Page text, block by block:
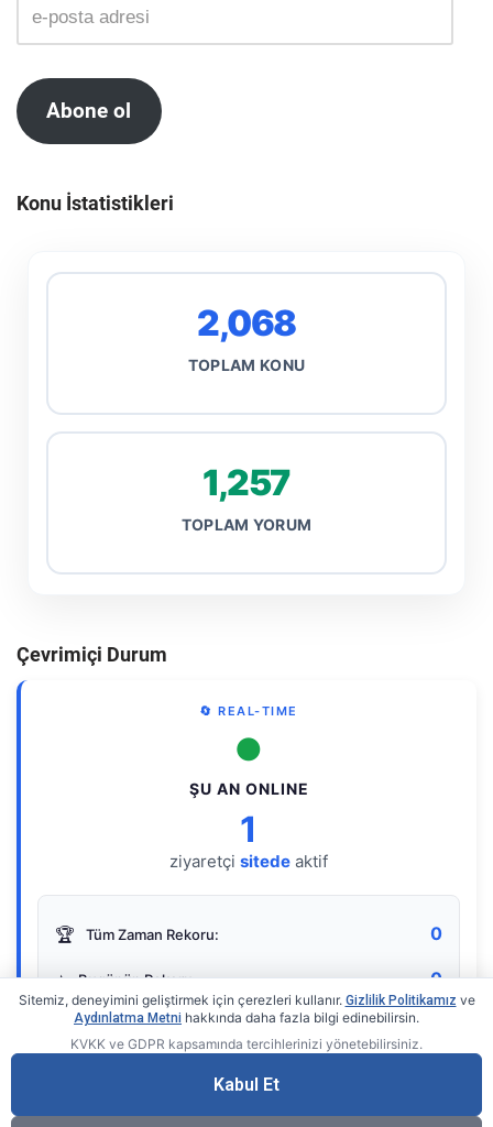
Abone ol
Konu İstatistikleri
2,068
TOPLAM KONU
1,257
TOPLAM YORUM
Çevrimiçi Durum
🔄 REAL-TIME
●
ŞU AN ONLINE
1
ziyaretçi sitede aktif
🏆 Tüm Zaman Rekoru: 0
⭐ Bugünün Rekoru: 0
Gerçek zamanlı sayaç
Sitemiz, deneyimini geliştirmek için çerezleri kullanır. Gizlilik Politikamız ve
Aydınlatma Metni hakkında daha fazla bilgi edinebilirsin.
KVKK ve GDPR kapsamında tercihlerinizi yönetebilirsiniz.
Kabul Et